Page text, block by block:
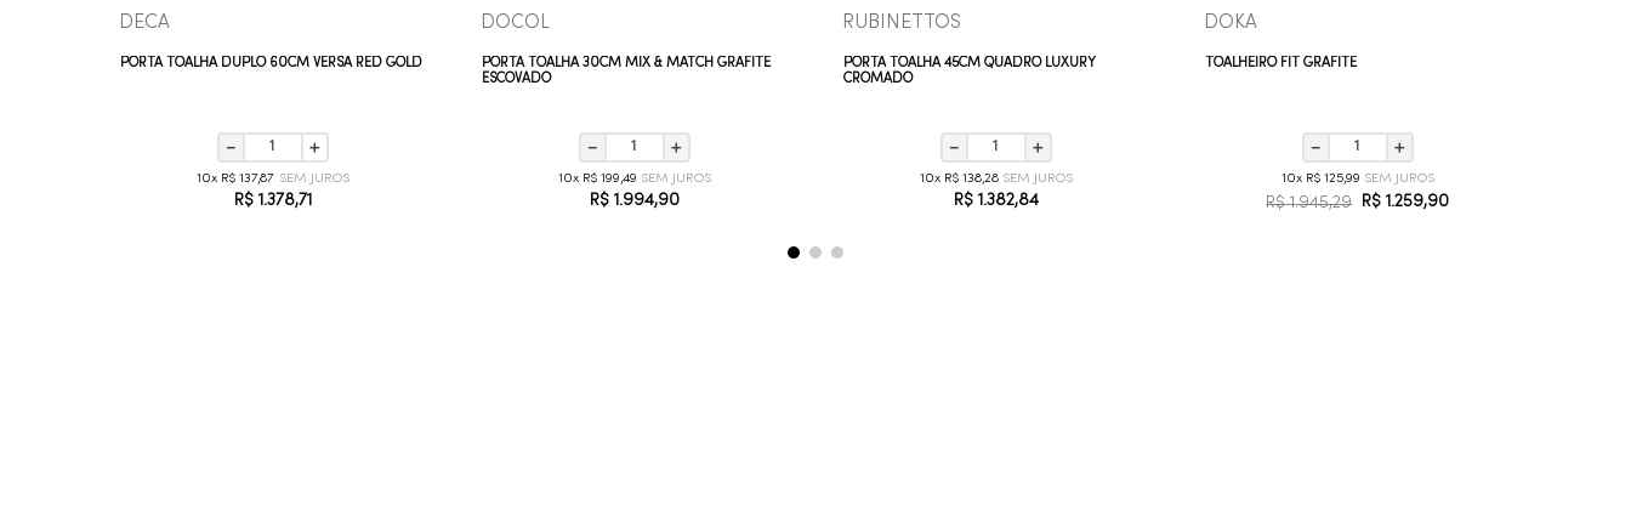
DECA
PORTA TOALHA DUPLO 60CM VERSA RED GOLD
＋
－
10 R$ 137,87
R$ 1 .378,71
DOCOL
PORTA TOALHA 30CM MIX & MATCH GRAFITE
ESCOVADO
＋
－
10 R$ 199,49
R$ 1 .994,90
RUBINETTOS
PORTA TOALHA 45CM QUADRO LUXURY
CROMADO
＋
－
10 R$ 138,28
R$ 1 .382,84
DOKA
TOALHEIRO FIT GRAFITE
＋
－
10 R$ 125,99
R$ 1.945,29 R$ 1 .259,90